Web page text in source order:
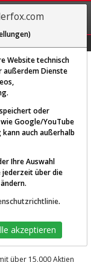
REGIS-
TRIEREN
für
von
über 15.000 Aktien
Website technisch
außerdem Dienste
oder
Google/YouTube
auch außerhalb
Ihre Auswahl
jederzeit über die
.
akzeptieren